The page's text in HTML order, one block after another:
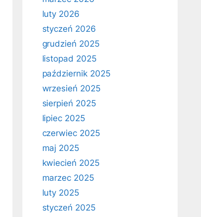
luty 2026
styczeń 2026
grudzień 2025
listopad 2025
październik 2025
wrzesień 2025
sierpień 2025
lipiec 2025
czerwiec 2025
maj 2025
kwiecień 2025
marzec 2025
luty 2025
styczeń 2025